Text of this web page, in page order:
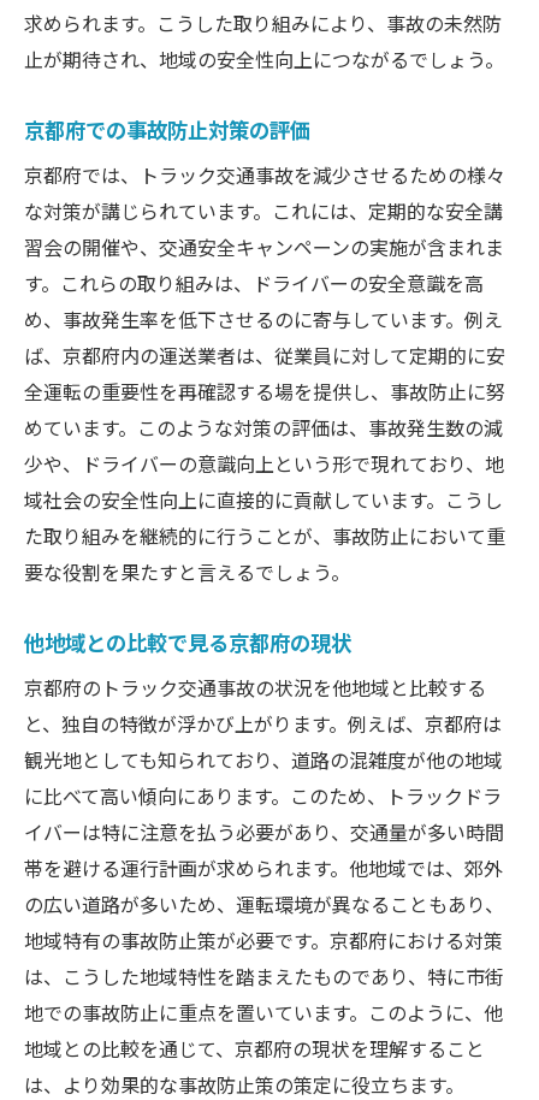
求められます。こうした取り組みにより、事故の未然防
止が期待され、地域の安全性向上につながるでしょう。
京都府での事故防止対策の評価
京都府では、トラック交通事故を減少させるための様々
な対策が講じられています。これには、定期的な安全講
習会の開催や、交通安全キャンペーンの実施が含まれま
す。これらの取り組みは、ドライバーの安全意識を高
め、事故発生率を低下させるのに寄与しています。例え
ば、京都府内の運送業者は、従業員に対して定期的に安
全運転の重要性を再確認する場を提供し、事故防止に努
めています。このような対策の評価は、事故発生数の減
少や、ドライバーの意識向上という形で現れており、地
域社会の安全性向上に直接的に貢献しています。こうし
た取り組みを継続的に行うことが、事故防止において重
要な役割を果たすと言えるでしょう。
他地域との比較で見る京都府の現状
京都府のトラック交通事故の状況を他地域と比較する
と、独自の特徴が浮かび上がります。例えば、京都府は
観光地としても知られており、道路の混雑度が他の地域
に比べて高い傾向にあります。このため、トラックドラ
イバーは特に注意を払う必要があり、交通量が多い時間
帯を避ける運行計画が求められます。他地域では、郊外
の広い道路が多いため、運転環境が異なることもあり、
地域特有の事故防止策が必要です。京都府における対策
は、こうした地域特性を踏まえたものであり、特に市街
地での事故防止に重点を置いています。このように、他
地域との比較を通じて、京都府の現状を理解すること
は、より効果的な事故防止策の策定に役立ちます。